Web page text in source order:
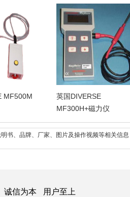
MF500M
英国DIVERSE
MF300H+磁力仪
书、品牌、厂家、图片及操作视频等相关信息
诚信为本 用户至上